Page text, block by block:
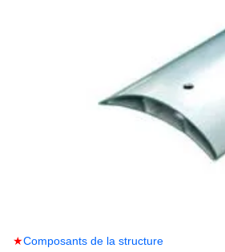
★Composants de la structure